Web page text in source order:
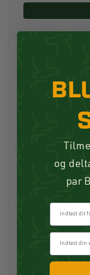
og
par
Fornavn